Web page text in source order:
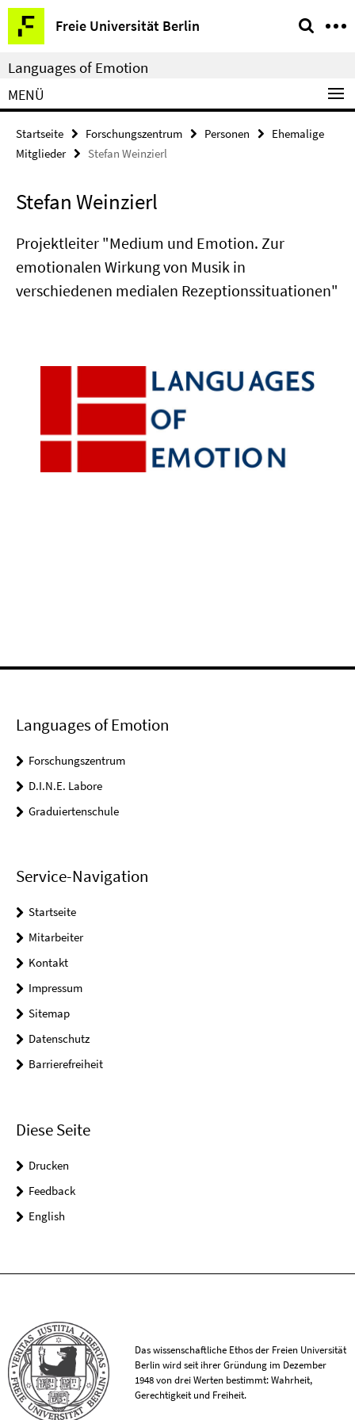
Springe
direkt
zu
Inhalt
Freie Universität Berlin
Service-
Navigation
Languages of Emotion
MENÜ
Startseite Forschungszentrum Personen
Ehemalige
Mitglieder
Stefan Weinzierl
Stefan Weinzierl
Projektleiter "Medium und Emotion. Zur
emotionalen Wirkung von Musik in
verschiedenen medialen Rezeptionssituationen"
Languages of Emotion
Forschungszentrum
D.I.N.E. Labore
Graduiertenschule
Service-Navigation
Startseite
Mitarbeiter
Kontakt
Impressum
Sitemap
Datenschutz
Barrierefreiheit
Diese Seite
Drucken
Feedback
English
Das wissenschaftliche Ethos der Freien Universität
Berlin wird seit ihrer Gründung im Dezember
1948 von drei Werten bestimmt: Wahrheit,
Gerechtigkeit und Freiheit.